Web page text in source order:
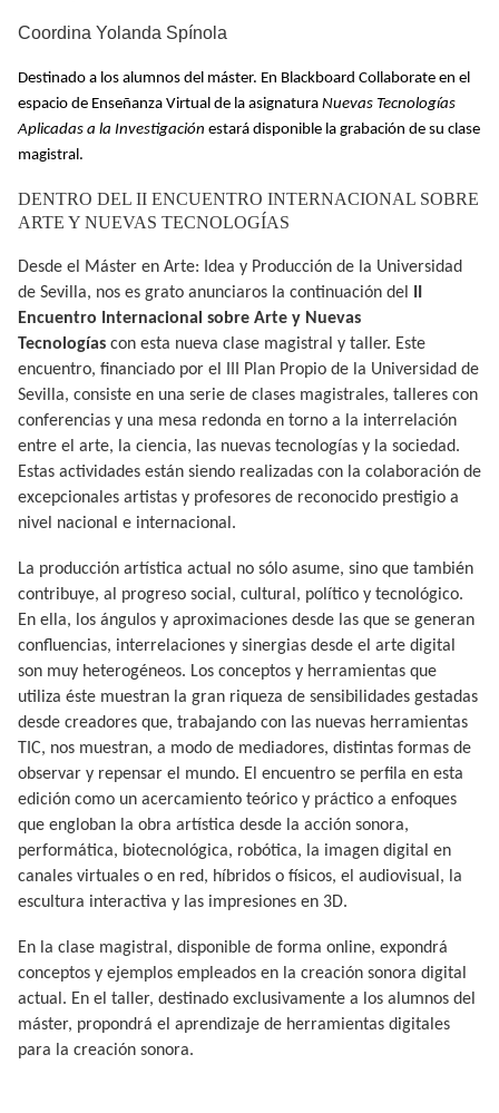
Coordina Yolanda Spínola
Destinado a los alumnos del máster. En Blackboard Collaborate en el
espacio de Enseñanza Virtual de la asignatura Nuevas Tecnologías
Aplicadas a la Investigación estará disponible la grabación de su clase
magistral.
DENTRO DEL II ENCUENTRO INTERNACIONAL SOBRE
ARTE Y NUEVAS TECNOLOGÍAS
Desde el Máster en Arte: Idea y Producción de la Universidad
de Sevilla, nos es grato anunciaros la continuación del
Encuentro Internacional sobre Arte y Nuevas
Tecnologías con esta nueva clase magistral y taller. Este
encuentro, financiado por el III Plan Propio de la Universidad de
Sevilla, consiste en una serie de clases magistrales, talleres con
conferencias y una mesa redonda en torno a la interrelación
entre el arte, la ciencia, las nuevas tecnologías y la sociedad.
Estas actividades están siendo realizadas con la colaboración de
excepcionales artistas y profesores de reconocido prestigio a
nivel nacional e internacional.
La producción artística actual no sólo asume, sino que también
contribuye, al progreso social, cultural, político y tecnológico.
En ella, los ángulos y aproximaciones desde las que se generan
confluencias, interrelaciones y sinergias desde el arte digital
son muy heterogéneos. Los conceptos y herramientas que
utiliza éste muestran la gran riqueza de sensibilidades gestadas
desde creadores que, trabajando con las nuevas herramientas
TIC, nos muestran, a modo de mediadores, distintas formas de
observar y repensar el mundo. El encuentro se perfila en esta
edición como un acercamiento teórico y práctico a enfoques
que engloban la obra artística desde la acción sonora,
performática, biotecnológica, robótica, la imagen digital en
canales virtuales o en red, híbridos o físicos, el audiovisual, la
escultura interactiva y las impresiones en 3D.
En la clase magistral, disponible de forma online, expondrá
conceptos y ejemplos empleados en la creación sonora digital
actual. En el taller, destinado exclusivamente a los alumnos del
máster, propondrá el aprendizaje de herramientas digitales
para la creación sonora.